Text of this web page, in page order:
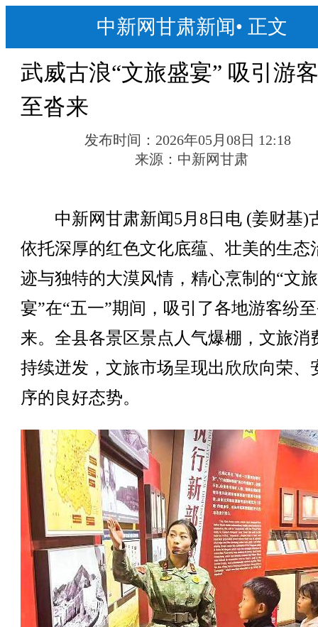
中新网甘肃新闻• 正文
武威古浪“文旅盛宴” 吸引游
至沓来
发布时间： 2026年05月08日 12:18
来源： 中新网甘肃
中新网甘肃新闻5月8日电 (姜财基)
依托深厚的红色文化底蕴、壮美的生态
迹与独特的大漠风情，精心烹制的“文
宴”在“五一”期间，吸引了各地游客纷
来。全县各景区景点人气爆棚，文旅消
持续迸发，文旅市场呈现出欣欣向荣、
序的良好态势。